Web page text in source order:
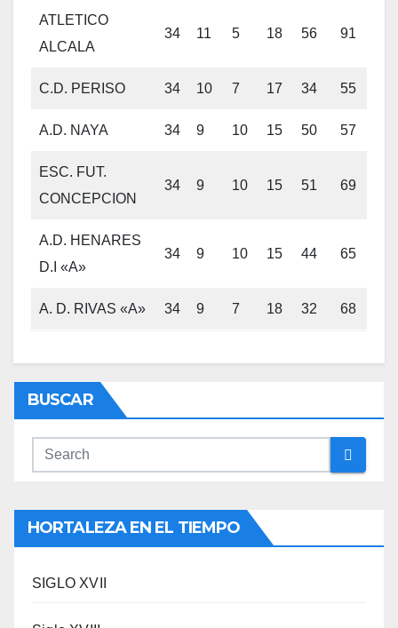
ATLETICO
ALCALA
34 11 5 18 56 91
C.D. PERISO 34 10 7 17 34 55
A.D. NAYA 34 9 10 15 50 57
ESC. FUT.
CONCEPCION
34 9 10 15 51 69
A.D. HENARES
D.I «A»
34 9 10 15 44 65
A. D. RIVAS «A» 34 9 7 18 32 68
BUSCAR
HORTALEZA EN EL TIEMPO
SIGLO XVII